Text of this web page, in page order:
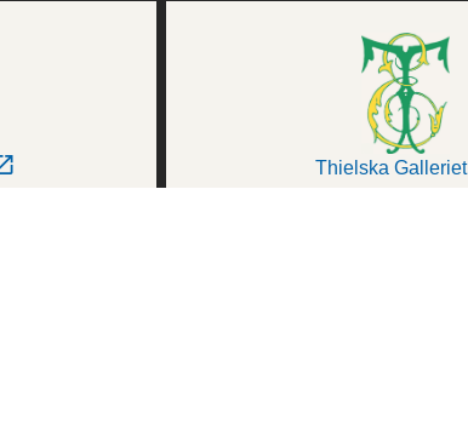
Thielska Galleriet